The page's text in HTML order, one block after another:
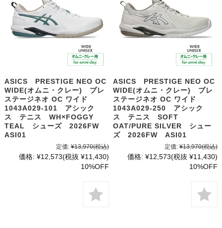
ASICS PRESTIGE NEO OC
WIDE(オムニ・クレー) プレ
ステージネオ OC ワイド
1043A029-101 アシック
ス テニス WH×FOGGY
TEAL シューズ 2026FW
ASI01
定価: ¥13,970(税込)
価格: ¥12,573(税抜 ¥11,430)
10%OFF
ASICS PRESTIGE NEO OC
WIDE(オムニ・クレー) プレ
ステージネオ OC ワイド
1043A029-250 アシック
ス テニス SOFT
OAT/PURE SILVER シュー
ズ 2026FW ASI01
定価: ¥13,970(税込)
価格: ¥12,573(税抜 ¥11,430)
10%OFF